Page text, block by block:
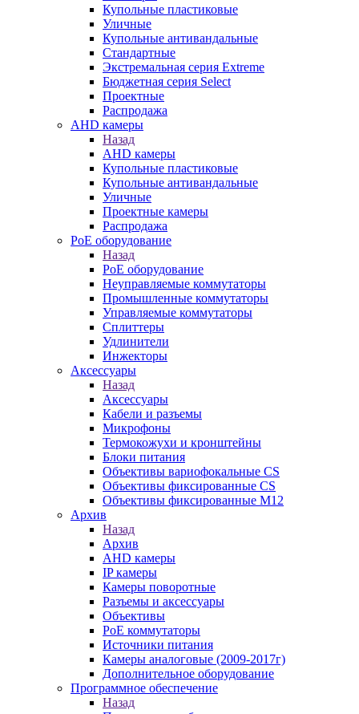
Купольные пластиковые
Уличные
Купольные антивандальные
Стандартные
Экстремальная серия Extreme
Бюджетная серия Select
Проектные
Распродажа
AHD камеры
Назад
AHD камеры
Купольные пластиковые
Купольные антивандальные
Уличные
Проектные камеры
Распродажа
PoE оборудование
Назад
PoE оборудование
Неуправляемые коммутаторы
Промышленные коммутаторы
Управляемые коммутаторы
Сплиттеры
Удлинители
Инжекторы
Аксессуары
Назад
Аксессуары
Кабели и разъемы
Микрофоны
Термокожухи и кронштейны
Блоки питания
Объективы вариофокальные CS
Объективы фиксированные CS
Объективы фиксированные М12
Архив
Назад
Архив
AHD камеры
IP камеры
Камеры поворотные
Разъемы и аксессуары
Объективы
PoE коммутаторы
Источники питания
Камеры аналоговые (2009-2017г)
Дополнительное оборудование
Программное обеспечение
Назад